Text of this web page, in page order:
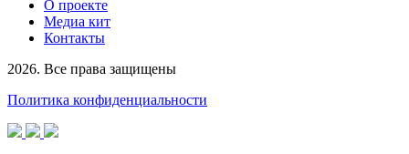
О проекте
Медиа кит
Контакты
2026. Все права защищены
Политика конфиденциальности